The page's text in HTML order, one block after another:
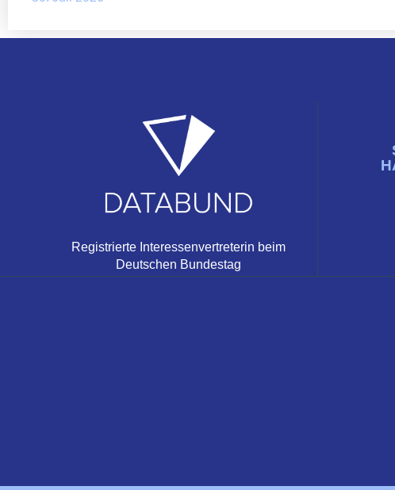
Registrierte Interessenvertreterin beim
Deutschen Bundestag